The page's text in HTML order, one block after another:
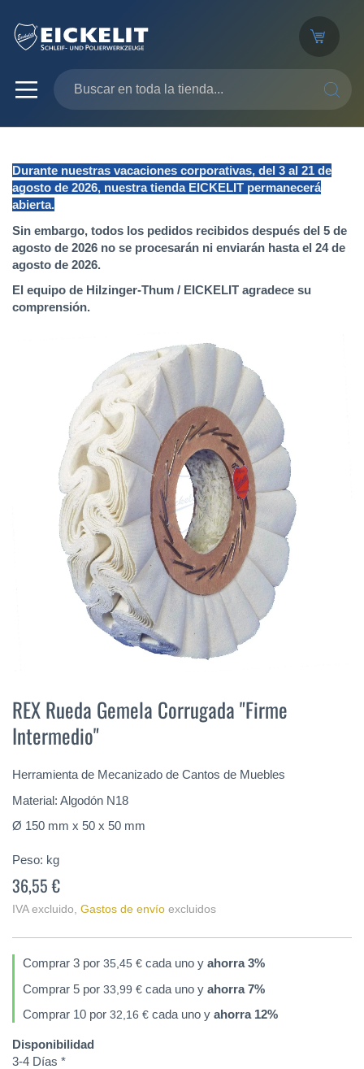
Durante nuestras vacaciones corporativas, del 3 al 21 de
agosto de 2026, nuestra tienda EICKELIT permanecerá
abierta.
Sin embargo, todos los pedidos recibidos después del 5 de
agosto de 2026 no se procesarán ni enviarán hasta el 24 de
agosto de 2026.
El equipo de Hilzinger-Thum / EICKELIT agradece su
comprensión.
imágenes
comienzo
de
la
de
imágenes
REX Rueda Gemela Corrugada "Firme
Intermedio"
Herramienta de Mecanizado de Cantos de Muebles
Material: Algodón N18
Ø 150 mm x 50 x 50 mm
Peso: kg
36,55 €
IVA excluido, Gastos de envío excluidos
Comprar 3 por 35,45 € cada uno y ahorra3%
Comprar 5 por 33,99 € cada uno y ahorra7%
Comprar 10 por 32,16 € cada uno y ahorra 12%
Disponibilidad
3-4 Días *